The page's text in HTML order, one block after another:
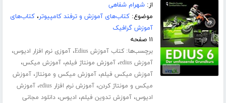
از:شهرام شفاهی
موضوع:کتاب‌های آموزش و ترفند کامپیوتر،کتاب‌های
آموزش گرافیک
۱۱ صفحه
برچسب‌ها:کتاب آموزش Edius ،آموزی نرم افزار ادیوس،
آموزش edius ،آموزش مونتاژ فیلم،آموزش میکس،
آموزش میکس فیلم،آموزش میکس و مونتاژ،آموزش
میکس و مونتاژ کردن،آموزش نرم افزار edius ،آموزش
ادیوس،آموزش تدوین فیلم، ادیوس،دانلود مجانی